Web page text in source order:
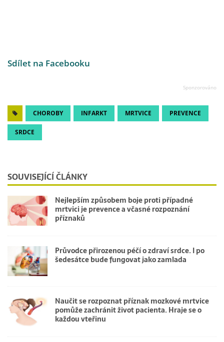
Sdílet na Facebooku
CHOROBY INFARKT MRTVICE PREVENCE
SRDCE
SOUVISEJÍCÍ ČLÁNKY
Nejlepším způsobem boje proti případné
mrtvici je prevence a včasné rozpoznání
příznaků
Průvodce přirozenou péčí o zdraví srdce. I po
šedesátce bude fungovat jako zamlada
Naučit se rozpoznat příznak mozkové mrtvice
pomůže zachránit život pacienta. Hraje se o
každou vteřinu